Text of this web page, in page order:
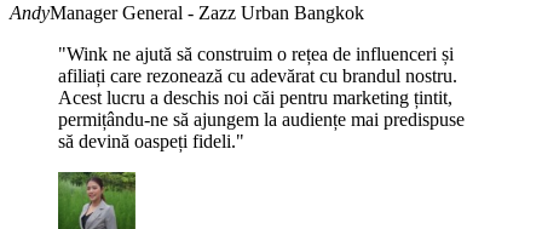
AndyManager General - Zazz Urban Bangkok
"Wink ne ajută să construim o rețea de influenceri și
afiliați care rezonează cu adevărat cu brandul nostru.
Acest lucru a deschis noi căi pentru marketing țintit,
permițându-ne să ajungem la audiențe mai predispuse
să devină oaspeți fideli."